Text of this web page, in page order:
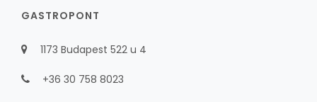
GASTROPONT
1173 Budapest 522 u 4
+36 30 758 8023